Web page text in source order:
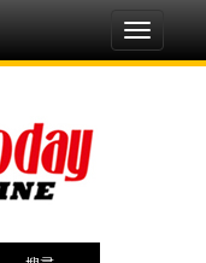
Toggle